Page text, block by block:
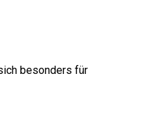
besonders für